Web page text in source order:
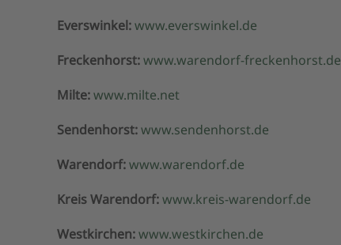
Everswinkel:www.everswinkel.de
Freckenhorst:www.warendorf-freckenhorst.de
Milte:www.milte.net
Sendenhorst:www.sendenhorst.de
Warendorf:www.warendorf.de
Kreis Warendorf:www.kreis-warendorf.de
Westkirchen:www.westkirchen.de